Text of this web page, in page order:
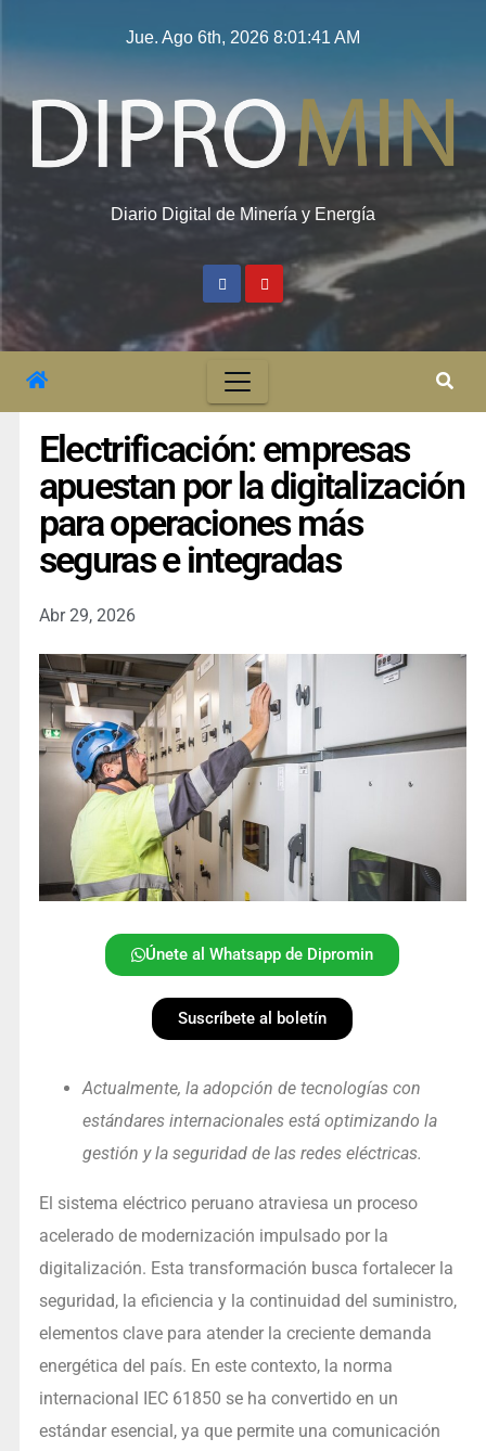
Jue. Ago 6th, 2026 8:01:42 AM
Diario Digital de Minería y Energía
Electrificación: empresas
apuestan por la digitalización
para operaciones más
seguras e integradas
Abr 29, 2026
Únete al Whatsapp de Dipromin
Suscríbete al boletín
Actualmente, la adopción de tecnologías con
estándares internacionales está optimizando la
gestión y la seguridad de las redes eléctricas.
El sistema eléctrico peruano atraviesa un proceso
acelerado de modernización impulsado por la
digitalización. Esta transformación busca fortalecer la
seguridad, la eficiencia y la continuidad del suministro,
elementos clave para atender la creciente demanda
energética del país. En este contexto, la norma
internacional IEC 61850 se ha convertido en un
estándar esencial, ya que permite una comunicación